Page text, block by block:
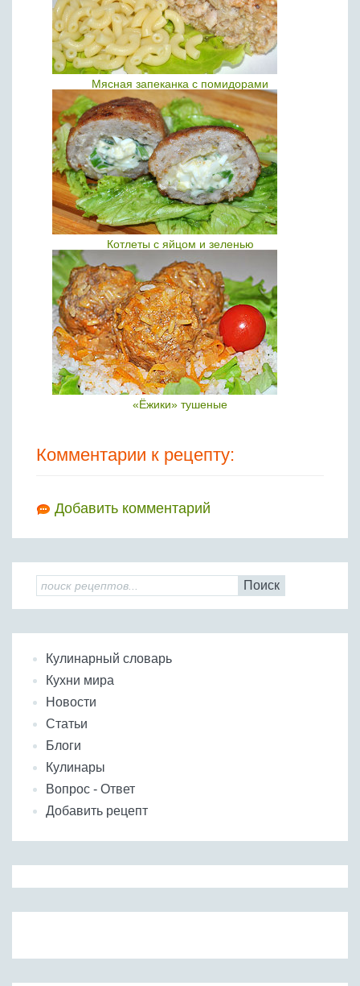
Мясная запеканка с помидорами
Котлеты с яйцом и зеленью
«Ёжики» тушеные
Комментарии к рецепту:
Добавить комментарий
Поиск
Кулинарный словарь
Кухни мира
Новости
Статьи
Блоги
Кулинары
Вопрос - Ответ
Добавить рецепт